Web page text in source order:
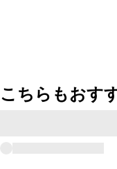
こちらもおす